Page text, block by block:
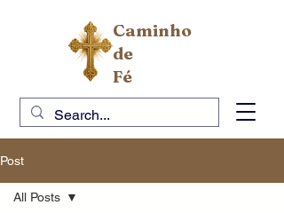
Caminho
de
Fé
Post
All Posts